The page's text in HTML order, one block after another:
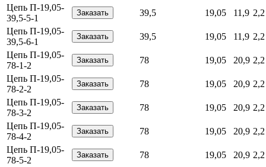
Цепь П-19,05-
39,5-5-1
39,5 19,05 11,9 2,2
Цепь П-19,05-
39,5-6-1
39,5 19,05 11,9 2,2
Цепь П-19,05-
78-1-2
78 19,05 20,9 2,2
Цепь П-19,05-
78-2-2
78 19,05 20,9 2,2
Цепь П-19,05-
78-3-2
78 19,05 20,9 2,2
Цепь П-19,05-
78-4-2
78 19,05 20,9 2,2
Цепь П-19,05-
78-5-2
78 19,05 20,9 2,2